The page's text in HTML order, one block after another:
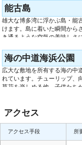
た、境内には約6000本の梅
周辺をピンク一色に彩ります
光景を一目見ようと足を運ぶ
能古島
雄大な博多湾に浮かぶ島・能
けます。島に着いた瞬間から
き通るような空気の美味しさ
季節に合わせて様々な自然の
畑、夏には太陽に向かって元
モス、冬には真っ赤な椿と年
た、夕方にみせるオレンジ色
海の中道海浜公園
広大な敷地を所有する海の中
れています。チューリップ、
草花を楽しめる他、子供たち
ラやモルモットと触れ合える
も嬉しい海を眺めながらのデ
アクセス
アクセス手段 所